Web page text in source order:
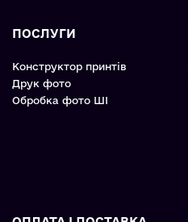
ПОСЛУГИ
Конструктор принтів
Друк фото
Обробка фото ШІ